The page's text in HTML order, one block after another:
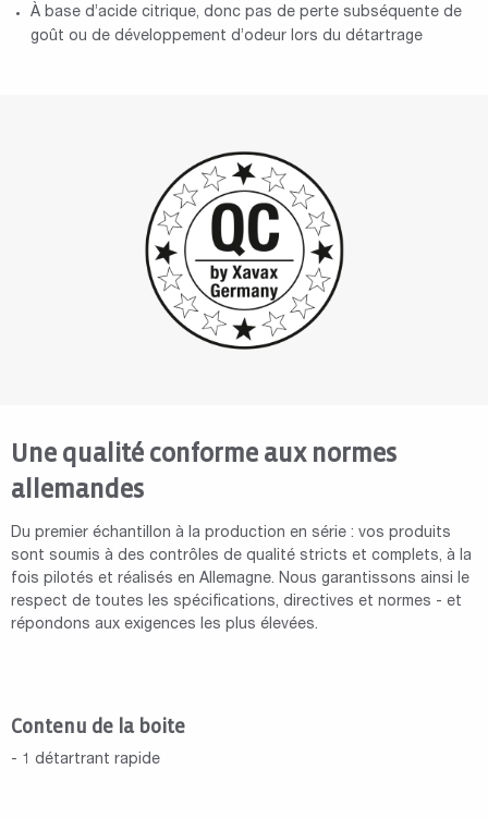
À base d’acide citrique, donc pas de perte subséquente de
goût ou de développement d’odeur lors du détartrage
Une qualité conforme aux normes
allemandes
Du premier échantillon à la production en série : vos produits
sont soumis à des contrôles de qualité stricts et complets, à la
fois pilotés et réalisés en Allemagne. Nous garantissons ainsi le
respect de toutes les spécifications, directives et normes - et
répondons aux exigences les plus élevées.
Contenu de la boite
- 1 détartrant rapide